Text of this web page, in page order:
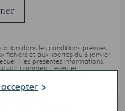
dans les conditions prévues
fichiers et aux libertés du 6 janvier
les présentes informations.
comment l'exercer.
accepter